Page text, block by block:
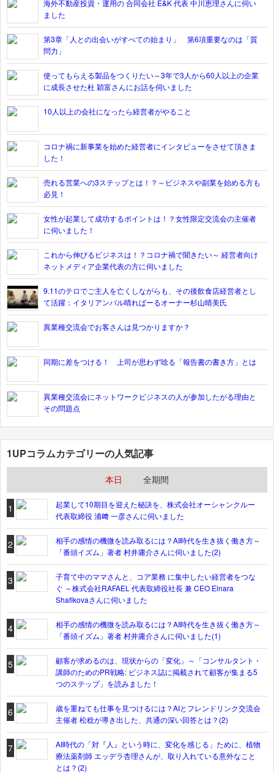
海外不動産投資・運用の 合同会社 E&K 代表 中川恵理さんに伺い
ました
第3章「人との出会いがすべての始まり」 第6項重要なのは「質
問力」
使ってもらえる製品をつくりたい～3年で3人から60人以上の企業
に成長させた杜 穎富さんにお話を伺いました
10人以上の会社になったら経営者がやること
コロナ禍に新事業を始めた経営者にインタビューをさせて頂きま
した！
売れる営業への3ステップとは！？～ビジネスや副業を始める方も
必見！
女性が起業して成功するポイントは！？女性限定交流会の主催者
に伺いました！
これから伸びるビジネスは！？コロナ禍で聞きたい～ 経営者向け
ネットメディア企業代表の方に伺いました
9.11のテロでご主人を亡くしながらも、その後飲食店経営者とし
て活躍：イタリアンバル晴ればーるオーナー杉山晴美氏
異業種交流会でお客さんは見つかりますか？
同期に差をつける！ 上司が思わず唸る「報告書の書き方」とは
異業種交流会にネットワークビジネスの人が参加したがる理由と
その問題点
1UPコラムカテゴリーの人気記事
本日 全期間
1
起業して10期目を迎えた秘訣を、株式会社オーシャンクルー
代表取締役 浦﨑 一彦さんに伺いました
2
相手の感情の機微を読み取るには？AI時代を生き抜く働き方～
「番頭イズム」著者 村井庸介さんに伺いました(2)
3
子育て中のママさんと、コア業務 に集中したい経営者をつな
ぐ ～株式会社RAFAEL 代表取締役社長 兼 CEO Elnara
Shafikovaさんに伺いました
4
相手の感情の機微を読み取るには？AI時代を生き抜く働き方～
「番頭イズム」著者 村井庸介さんに伺いました(1)
5
顧客が求めるのは、現状からの「変化」～「コンサルタント・
講師のためのPR戦略: ビジネス誌に掲載されて顧客が集まる5
つのステップ」を読みました！
6
歳を重ねても仕事を見つけるには？AIとフレンドリンク交流会
主催者 松稔が導き出した、共通の深い回答とは？(2)
7
AI時代の「対『人』という時に、変化を感じる」ために、植物
療法薬剤師 エッデラ杏理さんが、取り入れている意外なこと
とは？(2)